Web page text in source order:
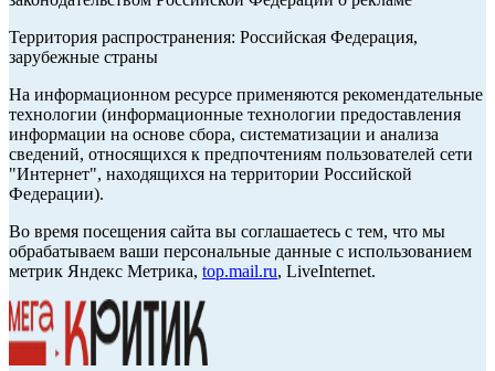
Территория распространения: Российская Федерация,
зарубежные страны
На информационном ресурсе применяются рекомендательные
технологии (информационные технологии предоставления
информации на основе сбора, систематизации и анализа
сведений, относящихся к предпочтениям пользователей сети
"Интернет", находящихся на территории Российской
Федерации).
Во время посещения сайта вы соглашаетесь с тем, что мы
обрабатываем ваши персональные данные с использованием
метрик Яндекс Метрика, top.mail.ru, LiveInternet.